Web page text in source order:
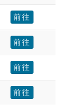
前往
前往
前往
前往